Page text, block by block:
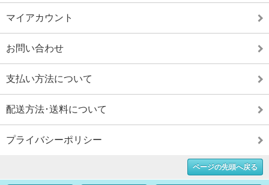
マイアカウント
お問い合わせ
支払い方法について
配送方法･送料について
プライバシーポリシー
ページの先頭へ戻る